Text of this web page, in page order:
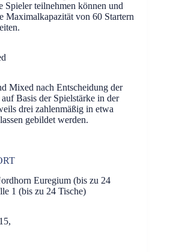
Spieler teilnehmen können und
Maximalkapazität von 60 Startern
Mixed nach Entscheidung der
Basis der Spielstärke in der
drei zahlenmäßig in etwa
gebildet werden.
Euregium (bis zu 24
1 (bis zu 24 Tische)